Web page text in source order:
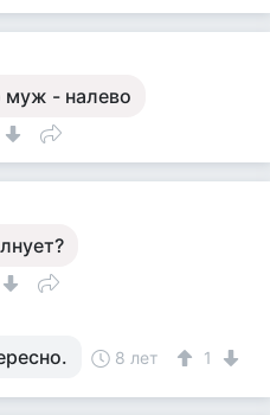
муж - налево
8 лет 1